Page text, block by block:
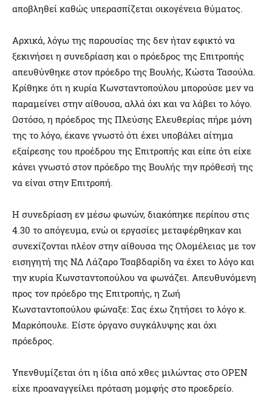
αποβληθεί καθώς υπερασπίζεται οικογένεια θύματος.
Αρχικά, λόγω της παρουσίας της δεν ήταν εφικτό να
ξεκινήσει η συνεδρίαση και ο πρόεδρος της Επιτροπής
απευθύνθηκε στον πρόεδρο της Βουλής, Κώστα Τασούλα.
Κρίθηκε ότι η κυρία Κωνσταντοπούλου μπορούσε μεν να
παραμείνει στην αίθουσα, αλλά όχι και να λάβει το λόγο.
Ωστόσο, η πρόεδρος της Πλεύσης Ελευθερίας πήρε μόνη
της το λόγο, έκανε γνωστό ότι έχει υποβάλει αίτημα
εξαίρεσης του προέδρου της Επιτροπής και είπε ότι είχε
κάνει γνωστό στον πρόεδρο της Βουλής την πρόθεσή της
να είναι στην Επιτροπή.
Η συνεδρίαση εν μέσω φωνών, διακόπηκε περίπου στις
4.30 το απόγευμα, ενώ οι εργασίες μεταφέρθηκαν και
συνεχίζονται πλέον στην αίθουσα της Ολομέλειας με τον
εισηγητή της ΝΔ Λάζαρο Τσαβδαρίδη να έχει το λόγο και
την κυρία Κωνσταντοπούλου να φωνάζει. Απευθυνόμενη
προς τον πρόεδρο της Επιτροπής, η Ζωή
Κωνσταντοπούλου φώναξε: Σας έχω ζητήσει το λόγο κ.
Μαρκόπουλε. Είστε όργανο συγκάλυψης και όχι
πρόεδρος.
Υπενθυμίζεται ότι η ίδια από χθες μιλώντας στο OPEN
είχε προαναγγείλει πρόταση μομφής στο προεδρείο.